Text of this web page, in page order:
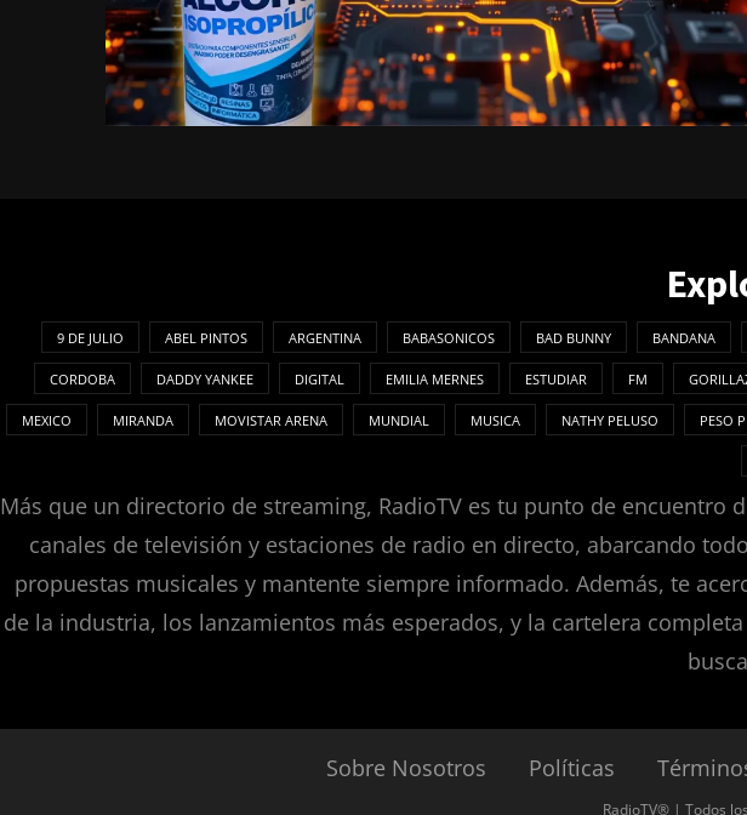
9 DE JULIO ABEL PINTOS ARGENTINA BABASONICOS BAD BUNNY BANDANA
CORDOBA DADDY YANKEE DIGITAL EMILIA MERNES ESTUDIAR FM
MEXICO MIRANDA MOVISTAR ARENA MUNDIAL MUSICA NATHY PELUSO PESO
Más que un directorio de streaming, RadioTV es tu punto de
canales de televisión y estaciones de radio en directo, abarcando
propuestas musicales y mantente siempre informado. Además, te
de la industria, los lanzamientos más esperados, y la cartelera
Sobre Nosotros Políticas
RadioTV® | Todos